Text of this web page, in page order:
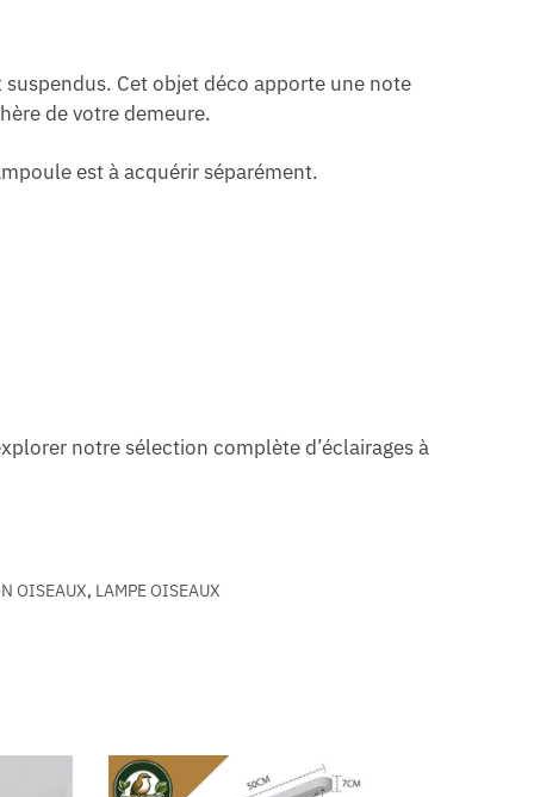
Cet objet déco apporte une note
de votre demeure.
est à acquérir séparément.
notre sélection complète d’éclairages à
OISEAUX, LAMPE OISEAUX